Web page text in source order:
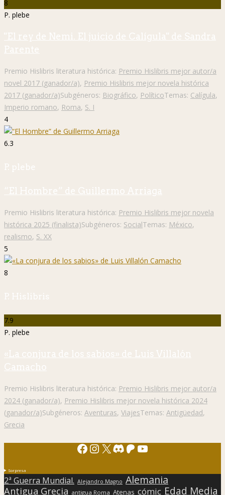
8
P. plebe
"El rey de Nemi. El juicio de Calígula" de Sandra
Parente
Premio Hislibris literatura histórica: Premio Hislibris mejor autor/a
novel 2017 (ganador/a), Premio Hislibris mejor novela histórica
2017 (ganador/a)Subgéneros: Biográfico, PolíticoTemas: Calígula,
Imperio romano, Roma, S. I
4
6.3
P. plebe
“El Hombre” de Guillermo Arriaga
Premio Hislibris literatura histórica: Premio Hislibris mejor novela
histórica 2025 (finalista)Subgéneros: SocialTemas: México,
realismo, S. XX
5
8
P. Hislibris
7.9
P. plebe
«La conjura de los sabios» de Luis Villalón
Camacho
Premio Hislibris literatura histórica: Premio Hislibris mejor autor/a
2024 (ganador/a), Premio Hislibris mejor novela histórica 2024
(ganador/a)Subgéneros: Aventuras, ViajesTemas: Antigüedad,
Grecia
Facebook
Instagram
X Discord
Patreon
YouTube
Sorpresa
2ª Guerra Mundial. Alejandro Magno Alemania
Antigua Grecia antigua Roma Atenas cómic Edad Media